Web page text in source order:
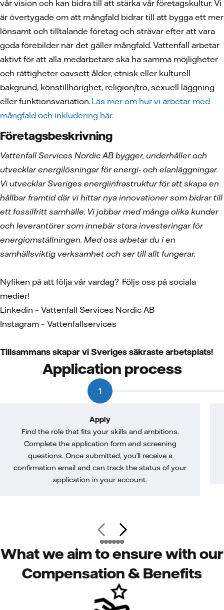
vår vision och kan bidra till att stärka vår företagskultur. Vi
är övertygade om att mångfald bidrar till att bygga ett mer
lönsamt och tilltalande företag och strävar efter att vara
goda förebilder när det gäller mångfald. Vattenfall arbetar
aktivt för att alla medarbetare ska ha samma möjligheter
och rättigheter oavsett ålder, etnisk eller kulturell
bakgrund, könstillhörighet, religion/tro, sexuell läggning
eller funktionsvariation.Läs mer om hur vi arbetar med
mångfald och inkludering här.
Företagsbeskrivning
Vattenfall Services Nordic AB bygger, underhåller och
utvecklar energilösningar för energi- och elanläggningar.
Vi utvecklar Sveriges energiinfrastruktur för att skapa en
hållbar framtid där vi hittar nya innovationer som bidrar till
ett fossilfritt samhälle. Vi jobbar med många olika kunder
och leverantörer som innebär stora investeringar för
energiomställningen. Med oss arbetar du i en
samhällsviktig verksamhet och ser till allt fungerar.
Nyfiken på att följa vår vardag? Följs oss på sociala
medier!
Linkedin – Vattenfall Services Nordic AB
Instagram – Vattenfallservices
Tillsammans skapar vi Sveriges säkraste arbetsplats!
Application process
1
Apply
Find the role that fits your skills and ambitions.
Complete the application form and screening
questions. Once submitted, you’ll receive a
confirmation email and can track the status of your
application in your account.
What we aim to ensure with our
Compensation & Benefits